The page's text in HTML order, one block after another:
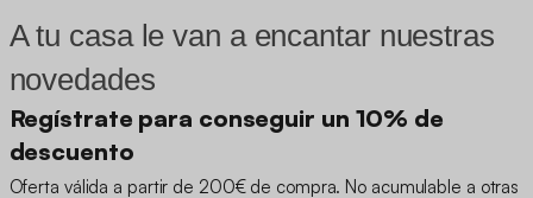
A tu casa le van a encantar nuestras
novedades
Regístrate para conseguir un 10% de
descuento
Oferta válida a partir de 200€ de compra. No acumulable a otras